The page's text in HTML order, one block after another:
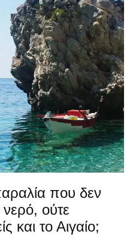
που δεν
ούτε
και το Αιγαίο;